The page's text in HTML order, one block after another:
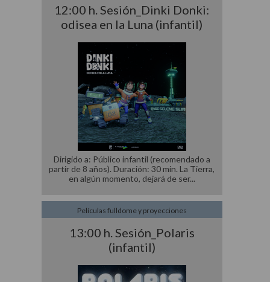
12:00 h. Sesión_Dinki Donki:
odisea en la Luna (infantil)
Dirigido a: Público infantil (recomendado a
partir de 8 años). Duración: 30 min. La Tierra,
en algún momento, dejará de ser
13:00 h. Sesión_Polaris
(infantil)
Películas fulldome y proyecciones